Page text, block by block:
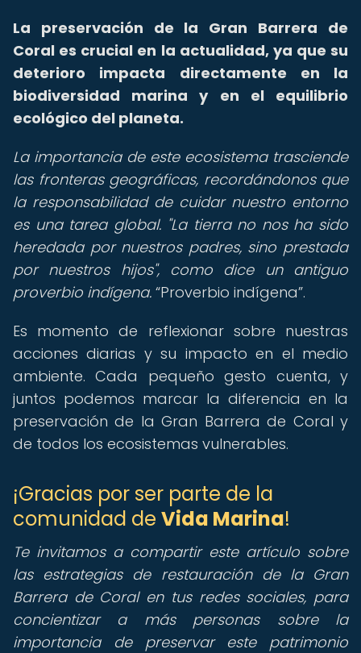
La preservación de la Gran Barrera de
Coral es crucial en la actualidad, ya que su
deterioro impacta directamente en la
biodiversidad marina y en el equilibrio
ecológico del planeta.
La importancia de este ecosistema trasciende
las fronteras geográficas, recordándonos que
la responsabilidad de cuidar nuestro entorno
es una tarea global. "La tierra no nos ha sido
heredada por nuestros padres, sino prestada
por nuestros hijos", como dice un antiguo
proverbio indígena. Proverbio indígena .
Es momento de reflexionar sobre nuestras
acciones diarias y su impacto en el medio
ambiente. Cada pequeño gesto cuenta, y
juntos podemos marcar la diferencia en la
preservación de la Gran Barrera de Coral y
de todos los ecosistemas vulnerables.
¡Gracias por ser parte de la
comunidad de Vida Marina!
Te invitamos a compartir este artículo sobre
las estrategias de restauración de la Gran
Barrera de Coral en tus redes sociales, para
concientizar a más personas sobre la
importancia de preservar este patrimonio